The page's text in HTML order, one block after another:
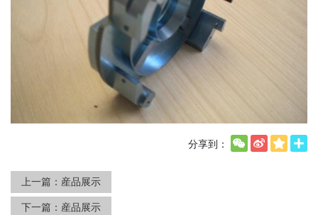
分享到：
上一篇： 産品展示
下一篇： 産品展示